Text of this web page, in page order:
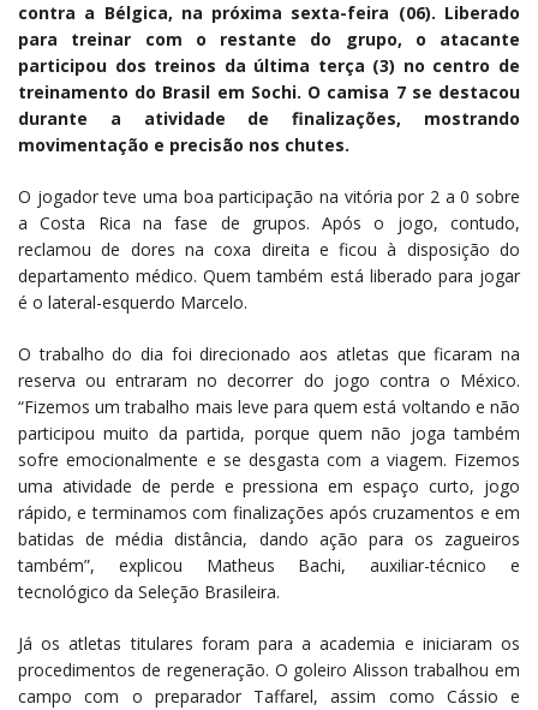
contra a Bélgica, na próxima sexta-feira (06). Liberado
para treinar com o restante do grupo, o atacante
participou dos treinos da última terça (3) no centro de
treinamento do Brasil em Sochi. O camisa 7 se destacou
durante a atividade de finalizações, mostrando
movimentação e precisão nos chutes.
O jogador teve uma boa participação na vitória por 2 a 0 sobre
a Costa Rica na fase de grupos. Após o jogo, contudo,
reclamou de dores na coxa direita e ficou à disposição do
departamento médico. Quem também está liberado para jogar
é o lateral-esquerdo Marcelo.
O trabalho do dia foi direcionado aos atletas que ficaram na
reserva ou entraram no decorrer do jogo contra o México.
“Fizemos um trabalho mais leve para quem está voltando e não
participou muito da partida, porque quem não joga também
sofre emocionalmente e se desgasta com a viagem. Fizemos
uma atividade de perde e pressiona em espaço curto, jogo
rápido, e terminamos com finalizações após cruzamentos e em
batidas de média distância, dando ação para os zagueiros
também”, explicou Matheus Bachi, auxiliar-técnico e
tecnológico da Seleção Brasileira.
Já os atletas titulares foram para a academia e iniciaram os
procedimentos de regeneração. O goleiro Alisson trabalhou em
campo com o preparador Taffarel, assim como Cássio e